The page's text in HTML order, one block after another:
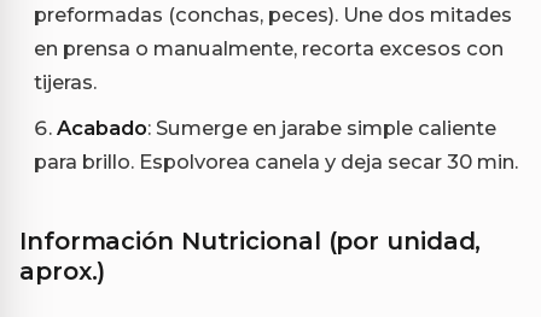
preformadas (conchas, peces). Une dos mitades
en prensa o manualmente, recorta excesos con
tijeras.
Acabado: Sumerge en jarabe simple caliente
para brillo. Espolvorea canela y deja secar 30 min.
Información Nutricional (por unidad,
aprox.)